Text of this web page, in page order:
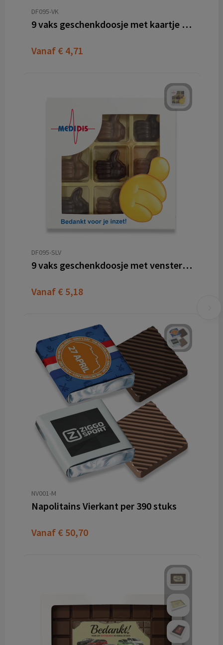
DF095-VK
9 vaks geschenkdoosje met kaartje aan strik
Vanaf € 4,71
DF095-SLV
9 vaks geschenkdoosje met venster sleeve
Vanaf € 5,18
NV001-M
Napolitains Vierkant per 390 stuks
Vanaf € 50,70